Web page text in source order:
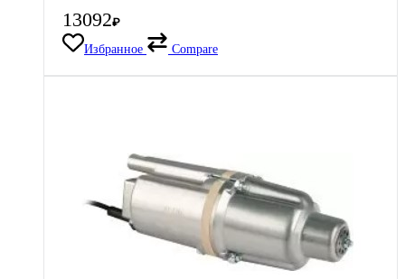
13092₽
Избранное
Compare